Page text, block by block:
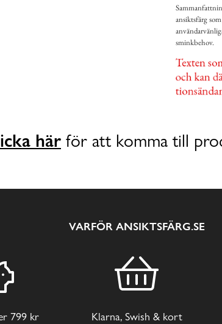
ansiktsfärg
sminkbehov.
här för att komma till
VARFÖR ANSIKTSFÄRG.SE
799 kr Klarna, Swish & kort